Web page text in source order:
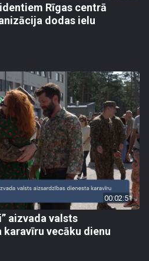
Rīgas centrā
dodas ielu
00:02:51
aizvada valsts
vecāku dienu